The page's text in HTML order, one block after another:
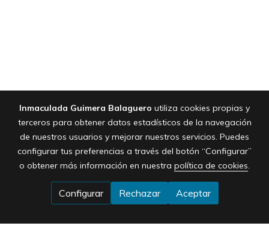
Inmaculada Guimera Balaguero utiliza cookies propias y
terceros para obtener datos estadísticos de la navegación
de nuestros usuarios y mejorar nuestros servicios. Puedes
configurar tus preferencias a través del botón “Configurar”
o obtener más información en nuestra política de cookies.
Configurar Rechazar Aceptar